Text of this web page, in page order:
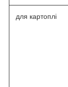
для картоплі